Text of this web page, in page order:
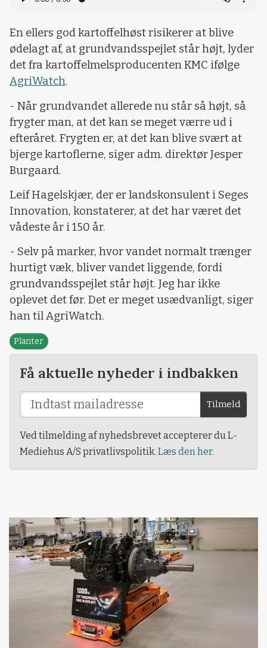
En ellers god kartoffelhøst risikerer at blive
ødelagt af, at grundvandsspejlet står højt, lyder
det fra kartoffelmelsproducenten KMC ifølge
AgriWatch.
- Når grundvandet allerede nu står så højt, så
frygter man, at det kan se meget værre ud i
efteråret. Frygten er, at det kan blive svært at
bjerge kartoflerne, siger adm. direktør Jesper
Burgaard.
Leif Hagelskjær, der er landskonsulent i Seges
Innovation, konstaterer, at det har været det
vådeste år i 150 år.
- Selv på marker, hvor vandet normalt trænger
hurtigt væk, bliver vandet liggende, fordi
grundvandsspejlet står højt. Jeg har ikke
oplevet det før. Det er meget usædvanligt, siger
han til AgriWatch.
Planter
Få aktuelle nyheder i indbakken
Tilmeld
Ved tilmelding af nyhedsbrevet accepterer du L-
Mediehus A/S privatlivspolitik. Læs den her.